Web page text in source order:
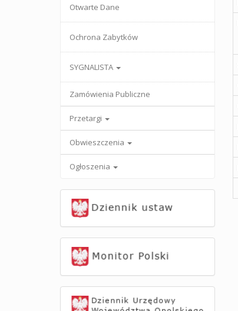
Otwarte Dane
Ochrona Zabytków
SYGNALISTA
Zamówienia Publiczne
Przetargi
Obwieszczenia
Ogłoszenia